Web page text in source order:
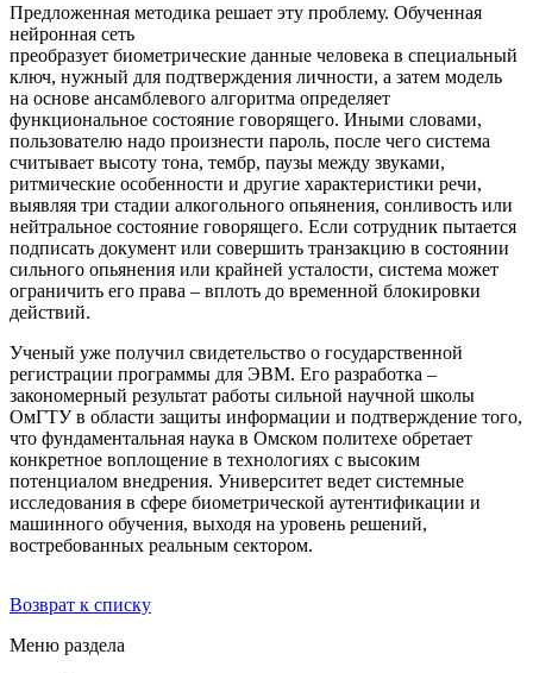
Предложенная методика решает эту проблему. Обученная
нейронная сеть
преобразует биометрические данные человека в специальный
ключ, нужный для подтверждения личности, а затем модель
на основе ансамблевого алгоритма определяет
функциональное состояние говорящего. Иными словами,
пользователю надо произнести пароль, после чего система
считывает высоту тона, тембр, паузы между звуками,
ритмические особенности и другие характеристики речи,
выявляя три стадии алкогольного опьянения, сонливость или
нейтральное состояние говорящего. Если сотрудник пытается
подписать документ или совершить транзакцию в состоянии
сильного опьянения или крайней усталости, система может
ограничить его права – вплоть до временной блокировки
действий.
Ученый уже получил свидетельство о государственной
регистрации программы для ЭВМ. Его разработка –
закономерный результат работы сильной научной школы
ОмГТУ в области защиты информации и подтверждение того,
что фундаментальная наука в Омском политехе обретает
конкретное воплощение в технологиях с высоким
потенциалом внедрения. Университет ведет системные
исследования в сфере биометрической аутентификации и
машинного обучения, выходя на уровень решений,
востребованных реальным сектором.
Возврат к списку
Меню раздела